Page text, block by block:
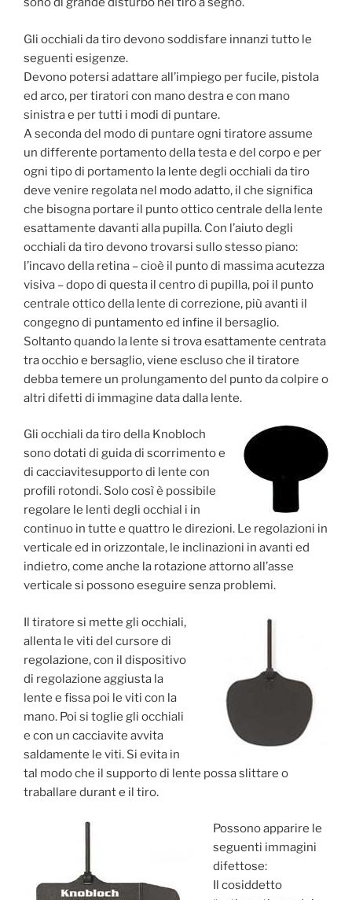
Gli occhiali da tiro devono soddisfare innanzi tutto le
seguenti esigenze.
Devono potersi adattare all’impiego per fucile, pistola
ed arco, per tiratori con mano destra e con mano
sinistra e per tutti i modi di puntare.
A seconda del modo di puntare ogni tiratore assume
un differente portamento della testa e del corpo e per
ogni tipo di portamento la lente degli occhiali da tiro
deve venire regolata nel modo adatto, il che significa
che bisogna portare il punto ottico centrale della lente
esattamente davanti alla pupilla. Con l’aiuto degli
occhiali da tiro devono trovarsi sullo stesso piano:
l’incavo della retina – cioè il punto di massima acutezza
visiva – dopo di questa il centro di pupilla, poi il punto
centrale ottico della lente di correzione, più avanti il
congegno di puntamento ed infine il bersaglio.
Soltanto quando la lente si trova esattamente centrata
tra occhio e bersaglio, viene escluso che il tiratore
debba temere un prolungamento del punto da colpire o
altri difetti di immagine data dalla lente.
Gli occhiali da tiro della Knobloch
sono dotati di guida di scorrimento e
di cacciavitesupporto di lente con
profili rotondi. Solo così è possibile
regolare le lenti degli occhial i in
continuo in tutte e quattro le direzioni. Le regolazioni in
verticale ed in orizzontale, le inclinazioni in avanti ed
indietro, come anche la rotazione attorno all’asse
verticale si possono eseguire senza problemi.
Il tiratore si mette gli occhiali,
allenta le viti del cursore di
regolazione, con il dispositivo
di regolazione aggiusta la
lente e fissa poi le viti con la
mano. Poi si toglie gli occhiali
e con un cacciavite avvita
saldamente le viti. Si evita in
tal modo che il supporto di lente possa slittare o
traballare durant e il tiro.
Possono apparire le
seguenti immagini
difettose:
Il cosiddetto